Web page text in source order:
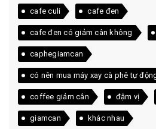
cafe culi cafe đen
cafe đen có giảm cân không
caphegiamcan
có nên mua máy xay cà phê tự
coffee giảm cân đậm vị
giamcan khác nhau